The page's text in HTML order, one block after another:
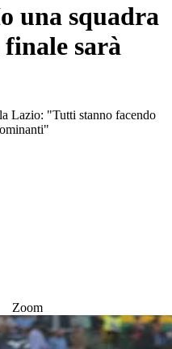
una squadra
sarà
Lazio: "Tutti stanno facendo
Zoom